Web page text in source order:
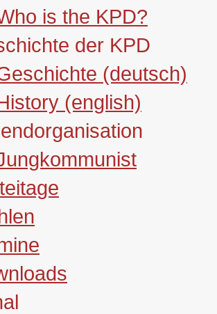
is the KPD?
der KPD
(deutsch)
(english)